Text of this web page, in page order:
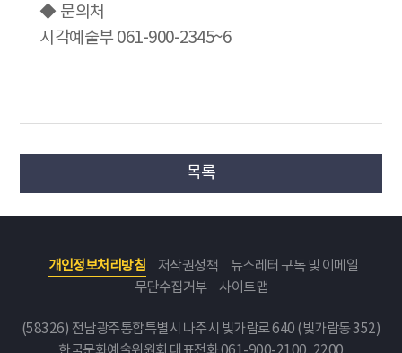
◆ 문의처
시각예술부 061-900-2345~6
목록
개인정보처리방침 저작권정책
뉴스레터 구독 및 이메일
무단수집거부
사이트맵
(58326) 전남광주통합특별시 나주시 빛가람로 640 (빛가람동 352)